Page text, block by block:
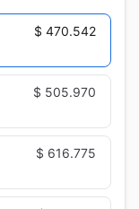
$ 470.542
$ 505.970
$ 616.775